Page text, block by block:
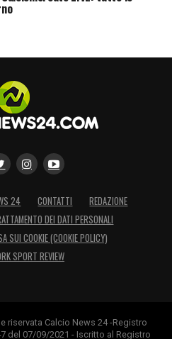
24 CONTATTI
REDAZIONE
DEI DATI PERSONALI
SUI COOKIE (COOKIE POLICY)
SPORT REVIEW
riservata Calcio News 24 -Registro
del 07/09/2021 - Iscritto al Registro